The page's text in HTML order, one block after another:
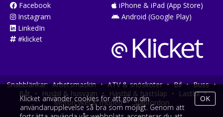
Facebook
Instagram
LinkedIn
#klicket
iPhone & iPad (App Store)
Android (Google Play)
Snabblänkar: Arbetsmaskin • ATV & snöskoter • Bil • Buss •
Båt • Husbil & husvagn • Hästbil & hästsläp • Lastbil •
Motorcykel & moped • Släpfordon
Klicket använder cookies för att göra din
användarupplevelse så bra som möjligt. Genom att
OK